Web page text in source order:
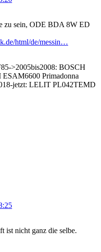
zu sein, ODE BDA 8W ED
html/de/messin…
>2005bis2008: BOSCH
Primadonna
jetzt: LELIT PL042TEMD
ist nicht ganz die selbe.